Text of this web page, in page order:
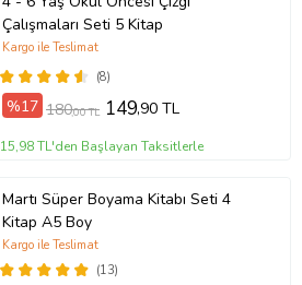
Çalışmaları Seti 5 Kitap
(8)
Kargo ile Teslimat
%17 180,00 TL 149,90 TL
15,98 TL'den Başlayan Taksitlerle
Martı Süper Boyama Kitabı Seti 4
Kitap A5 Boy
(13)
Kargo ile Teslimat